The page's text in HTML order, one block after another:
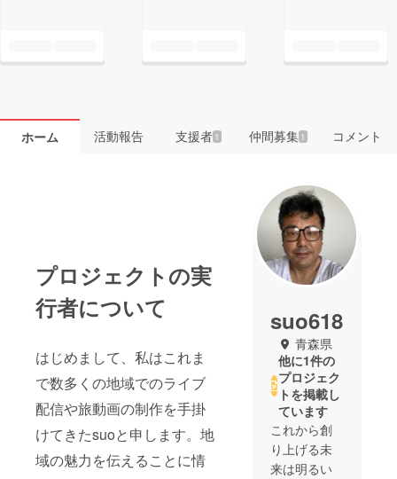
ホーム 活動報告 支援者 1 仲間募集 1 コメント
プロジェクトの実
行者について
はじめまして、私はこれま
で数多くの地域でのライブ
配信や旅動画の制作を手掛
けてきたsuoと申します。地
域の魅力を伝えることに情
suo618
青森県
他に1件の
プロジェク
トを掲載し
ています
これから創
り上げる未
来は明るい